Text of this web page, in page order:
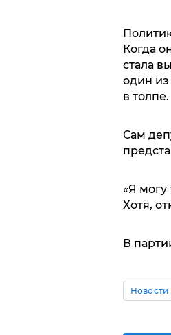
Когда
стала
один из
в толпе.
Сам
«Я могу
Хотя,
В
Новости